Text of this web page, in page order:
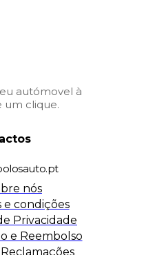
autómovel à
um clique.
nós
e condições
Privacidade
e Reembolso
Reclamações